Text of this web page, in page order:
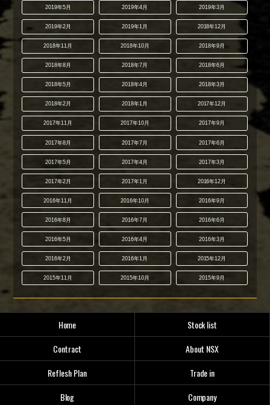
2019年5月 2019年4月 2019年3月
2019年2月 2019年1月 2018年12月
2018年11月 2018年10月 2018年9月
2018年8月 2018年7月 2018年6月
2018年5月 2018年4月 2018年3月
2018年2月 2018年1月 2017年12月
2017年11月 2017年10月 2017年9月
2017年8月 2017年7月 2017年6月
2017年5月 2017年4月 2017年3月
2017年2月 2017年1月 2016年12月
2016年11月 2016年10月 2016年9月
2016年8月 2016年7月 2016年6月
2016年5月 2016年4月 2016年3月
2016年2月 2016年1月 2015年12月
2015年11月 2015年10月 2015年9月
Home
Stock list
Contract
About NSX
Reflesh Plan
Trade in
Blog
Company